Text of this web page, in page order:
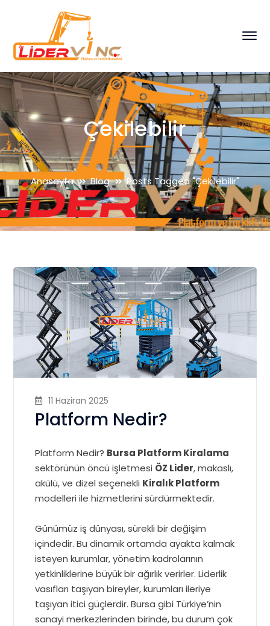
Çekilebilir
Anasayfa Blog Posts Tagged "Çekilebilir"
11 Haziran 2025
Platform Nedir?
Platform Nedir? Bursa Platform Kiralama
sektörünün öncü işletmesi ÖZ Lider, makaslı,
akülü, ve dizel seçenekli Kiralık Platform
modelleri ile hizmetlerini sürdürmektedir.
Günümüz iş dünyası, sürekli bir değişim
içindedir. Bu dinamik ortamda ayakta kalmak
isteyen kurumlar, yönetim kadrolarının
yetkinliklerine büyük bir ağırlık verirler. Liderlik
vasıfları taşıyan bireyler, kurumları ileriye
taşıyan itici güçlerdir. Bursa gibi Türkiye’nin
sanayi merkezlerinden birinde, bu durum çok